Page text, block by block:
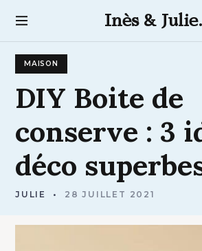
Inès & Julie.
MAISON
DIY Boite de
conserve : 3
déco
JULIE 28 JUILLET 2021